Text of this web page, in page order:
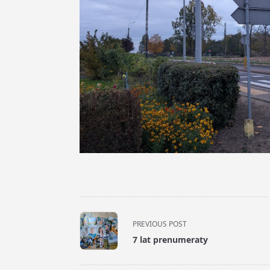
<span
class="nav-
subtitle
screen-
PREVIOUS POST
7 lat prenumeraty